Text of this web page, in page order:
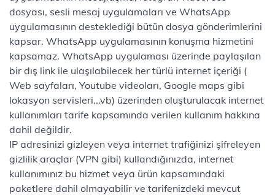
dosyası, sesli mesaj uygulamaları ve WhatsApp
uygulamasının desteklediği bütün dosya gönderimlerini
kapsar. WhatsApp uygulamasının konuşma hizmetini
kapsamaz. WhatsApp uygulaması üzerinde paylaşılan
bir dış link ile ulaşılabilecek her türlü internet içeriği (
Web sayfaları, Youtube videoları, Google maps gibi
lokasyon servisleri...vb) üzerinden oluşturulacak internet
kullanımları tarife kapsamında verilen kullanım hakkına
dahil değildir.
IP adresinizi gizleyen veya internet trafiğinizi şifreleyen
gizlilik araçlar (VPN gibi) kullandığınızda, internet
kullanımınız bu hizmet veya ürün kapsamındaki
paketlere dahil olmayabilir ve tarifenizdeki mevcut